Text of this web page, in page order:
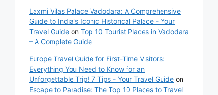
Laxmi Vilas Palace Vadodara: A Comprehensive
Guide to India's Iconic Historical Palace - Your
Travel Guide on Top 10 Tourist Places in Vadodara
– A Complete Guide
Europe Travel Guide for First-Time Visitors:
Everything You Need to Know for an
Unforgettable Trip! 7 Tips - Your Travel Guide on
Escape to Paradise: The Top 10 Places to Travel